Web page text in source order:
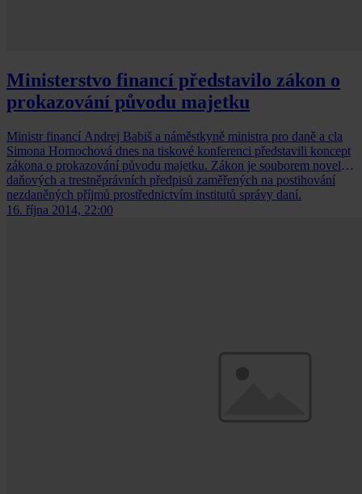
Ministerstvo financí představilo zákon o
prokazování původu majetku
Ministr financí Andrej Babiš a náměstkyně ministra pro daně a cla
Simona Hornochová dnes na tiskové konferenci představili koncept
zákona o prokazování původu majetku. Zákon je souborem novel
daňových a trestněprávních předpisů zaměřených na postihování
nezdaněných příjmů prostřednictvím institutů správy daní.
16. října 2014, 22:00